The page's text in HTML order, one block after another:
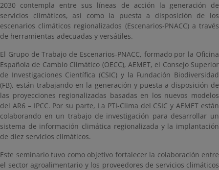
2030 contempla entre sus líneas de acción la generación de
servicios climáticos, así como la puesta a disposición de los
escenarios climáticos regionalizados (Escenarios-PNACC) a través
de herramientas adecuadas y versátiles.
El Grupo de Trabajo de Escenarios-PNACC, formado por la Oficina
Española de Cambio Climático (OECC), AEMET, el Consejo Superior
de Investigaciones Científica (CSIC) y la Fundación Biodiversidad
(FB), están trabajando en la generación y puesta a disposición de
las proyecciones regionalizadas basadas en los nuevos modelos
del AR6 – IPCC. Por su parte, La PTI-Clima del CSIC y AEMET están
colaborando en un trabajo de investigación para desarrollar un
sistema de información climática regionalizada y la implantación
de diez servicios climáticos.
Este seminario tuvo como objetivo fortalecer la colaboración entre
el sector agroalimentario y los proveedores de servicios climáticos